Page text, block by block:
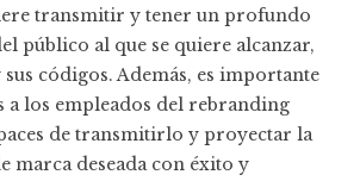
transmitir y tener un profundo
público al que se quiere alcanzar,
sus códigos. Además, es importante
a los empleados del rebranding
de transmitirlo y proyectar la
marca deseada con éxito y